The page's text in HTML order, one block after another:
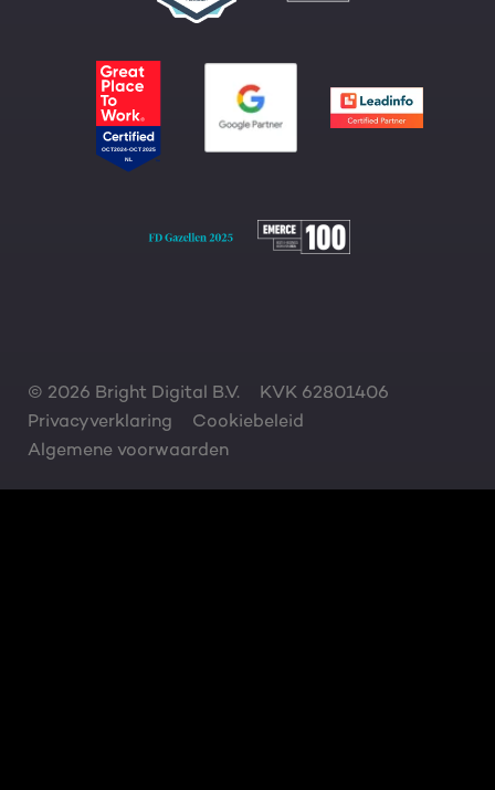
© 2026 Bright Digital B.V.
KVK 62801406
Privacyverklaring
Cookiebeleid
Algemene voorwaarden